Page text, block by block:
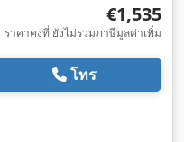
€1,535
ราคาคงที่ ยังไม่รวมภาษีมูลค่าเพิ่ม
โทร